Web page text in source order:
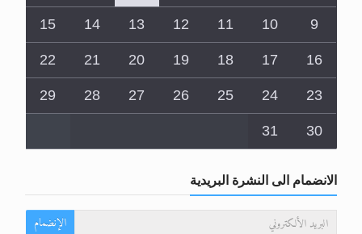
9
10
11
12
13
14
15
16
17
18
19
20
21
22
23
24
25
26
27
28
29
30
31
الانضمام الى النشرة البريدية
الإنضمام